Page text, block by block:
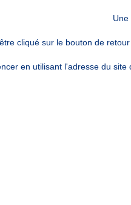
Une
cliqué sur le bouton de
en utilisant l'adresse du